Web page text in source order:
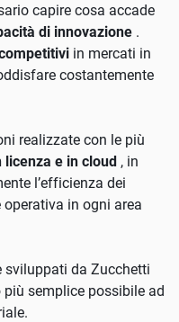
capire cosa accade
di innovazione .
in mercati in
costantemente
realizzate con le più
licenza e in cloud , in
l’efficienza dei
in ogni area
sviluppati da Zucchetti
semplice possibile ad